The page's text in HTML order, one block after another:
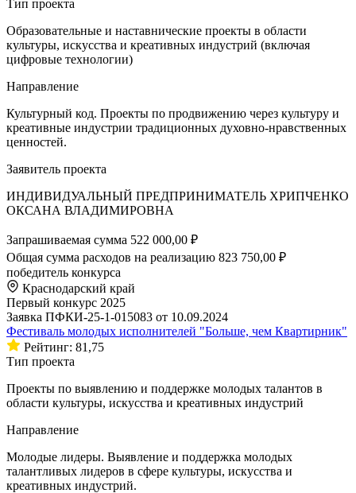
Тип проекта
Образовательные и наставнические проекты в области
культуры, искусства и креативных индустрий (включая
цифровые технологии)
Направление
Культурный код. Проекты по продвижению через культуру и
креативные индустрии традиционных духовно-нравственных
ценностей.
Заявитель проекта
ИНДИВИДУАЛЬНЫЙ ПРЕДПРИНИМАТЕЛЬ ХРИПЧЕНКО
ОКСАНА ВЛАДИМИРОВНА
Запрашиваемая сумма 522 000,00 ₽
Общая сумма расходов на реализацию 823 750,00 ₽
победитель конкурса
Краснодарский край
Первый конкурс 2025
Заявка ПФКИ-25-1-015083 от 10.09.2024
Фестиваль молодых исполнителей "Больше, чем Квартирник"
Рейтинг: 81,75
Тип проекта
Проекты по выявлению и поддержке молодых талантов в
области культуры, искусства и креативных индустрий
Направление
Молодые лидеры. Выявление и поддержка молодых
талантливых лидеров в сфере культуры, искусства и
креативных индустрий.